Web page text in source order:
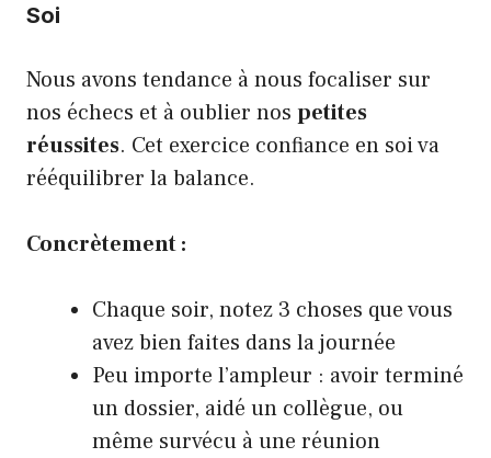
Soi
Nous avons tendance à nous focaliser sur
nos échecs et à oublier nos petites
réussites. Cet exercice confiance en soi va
rééquilibrer la balance.
Concrètement :
Chaque soir, notez 3 choses que vous
avez bien faites dans la journée
Peu importe l’ampleur : avoir terminé
un dossier, aidé un collègue, ou
même survécu à une réunion